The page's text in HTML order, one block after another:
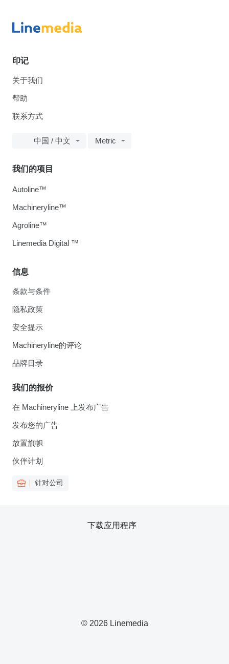
印记
关于我们
帮助
联系方式
中国 / 中文 Metric
信息
条款与条件
隐私政策
安全提示
Machineryline的评论
品牌目录
我们的报价
在 Machineryline 上发布广告
发布您的广告
放置旗帜
伙伴计划
针对公司
我们的项目
Autoline™
Machineryline™
Agroline™
Linemedia Digital ™
© 2026 Linemedia
下载应用程序